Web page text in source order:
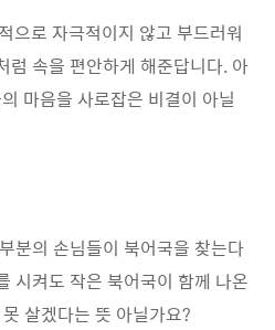
으로 자극적이지 않고 부드러워
럼 속을 편안하게 해준답니다. 아
마음을 사로잡은 비결이 아닐
분의 손님들이 북어국을 찾는다
시켜도 작은 북어국이 함께 나온
살겠다는 뜻 아닐가요?